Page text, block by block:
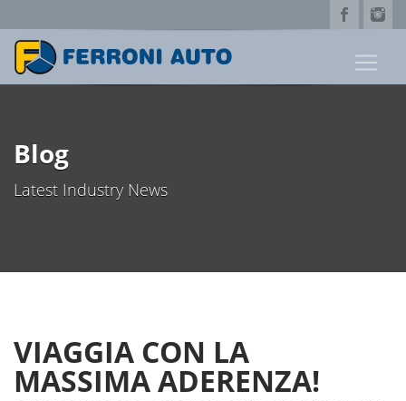
Blog
Latest Industry News
VIAGGIA CON LA
MASSIMA ADERENZA!